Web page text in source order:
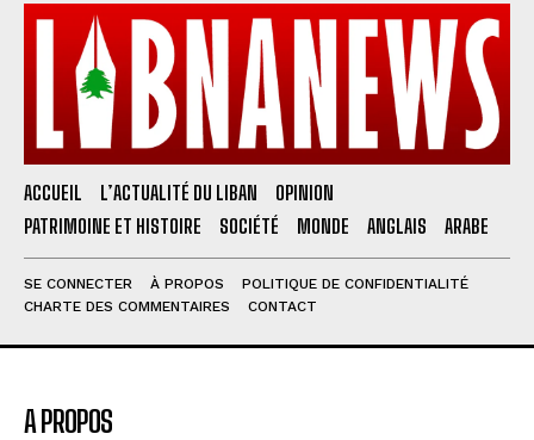
ACCUEIL L’ACTUALITÉ DU LIBAN
OPINION
PATRIMOINE ET HISTOIRE
SOCIÉTÉ MONDE ANGLAIS ARABE
SE CONNECTER À PROPOS
POLITIQUE DE CONFIDENTIALITÉ
CHARTE DES COMMENTAIRES
CONTACT
A PROPOS